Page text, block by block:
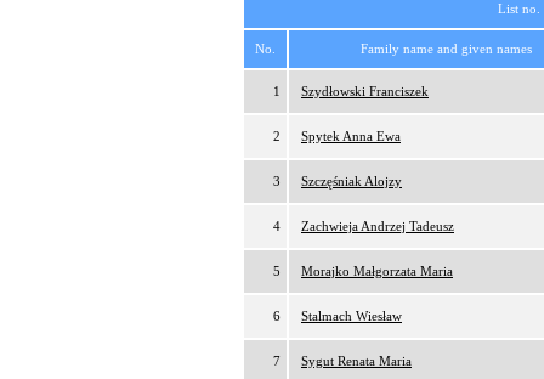
List
No. Family name and given names
1 Szydłowski Franciszek
2 Spytek Anna Ewa
3 Szczęśniak Alojzy
4 Zachwieja Andrzej Tadeusz
5 Morajko Małgorzata Maria
6 Stalmach Wiesław
7 Sygut Renata Maria